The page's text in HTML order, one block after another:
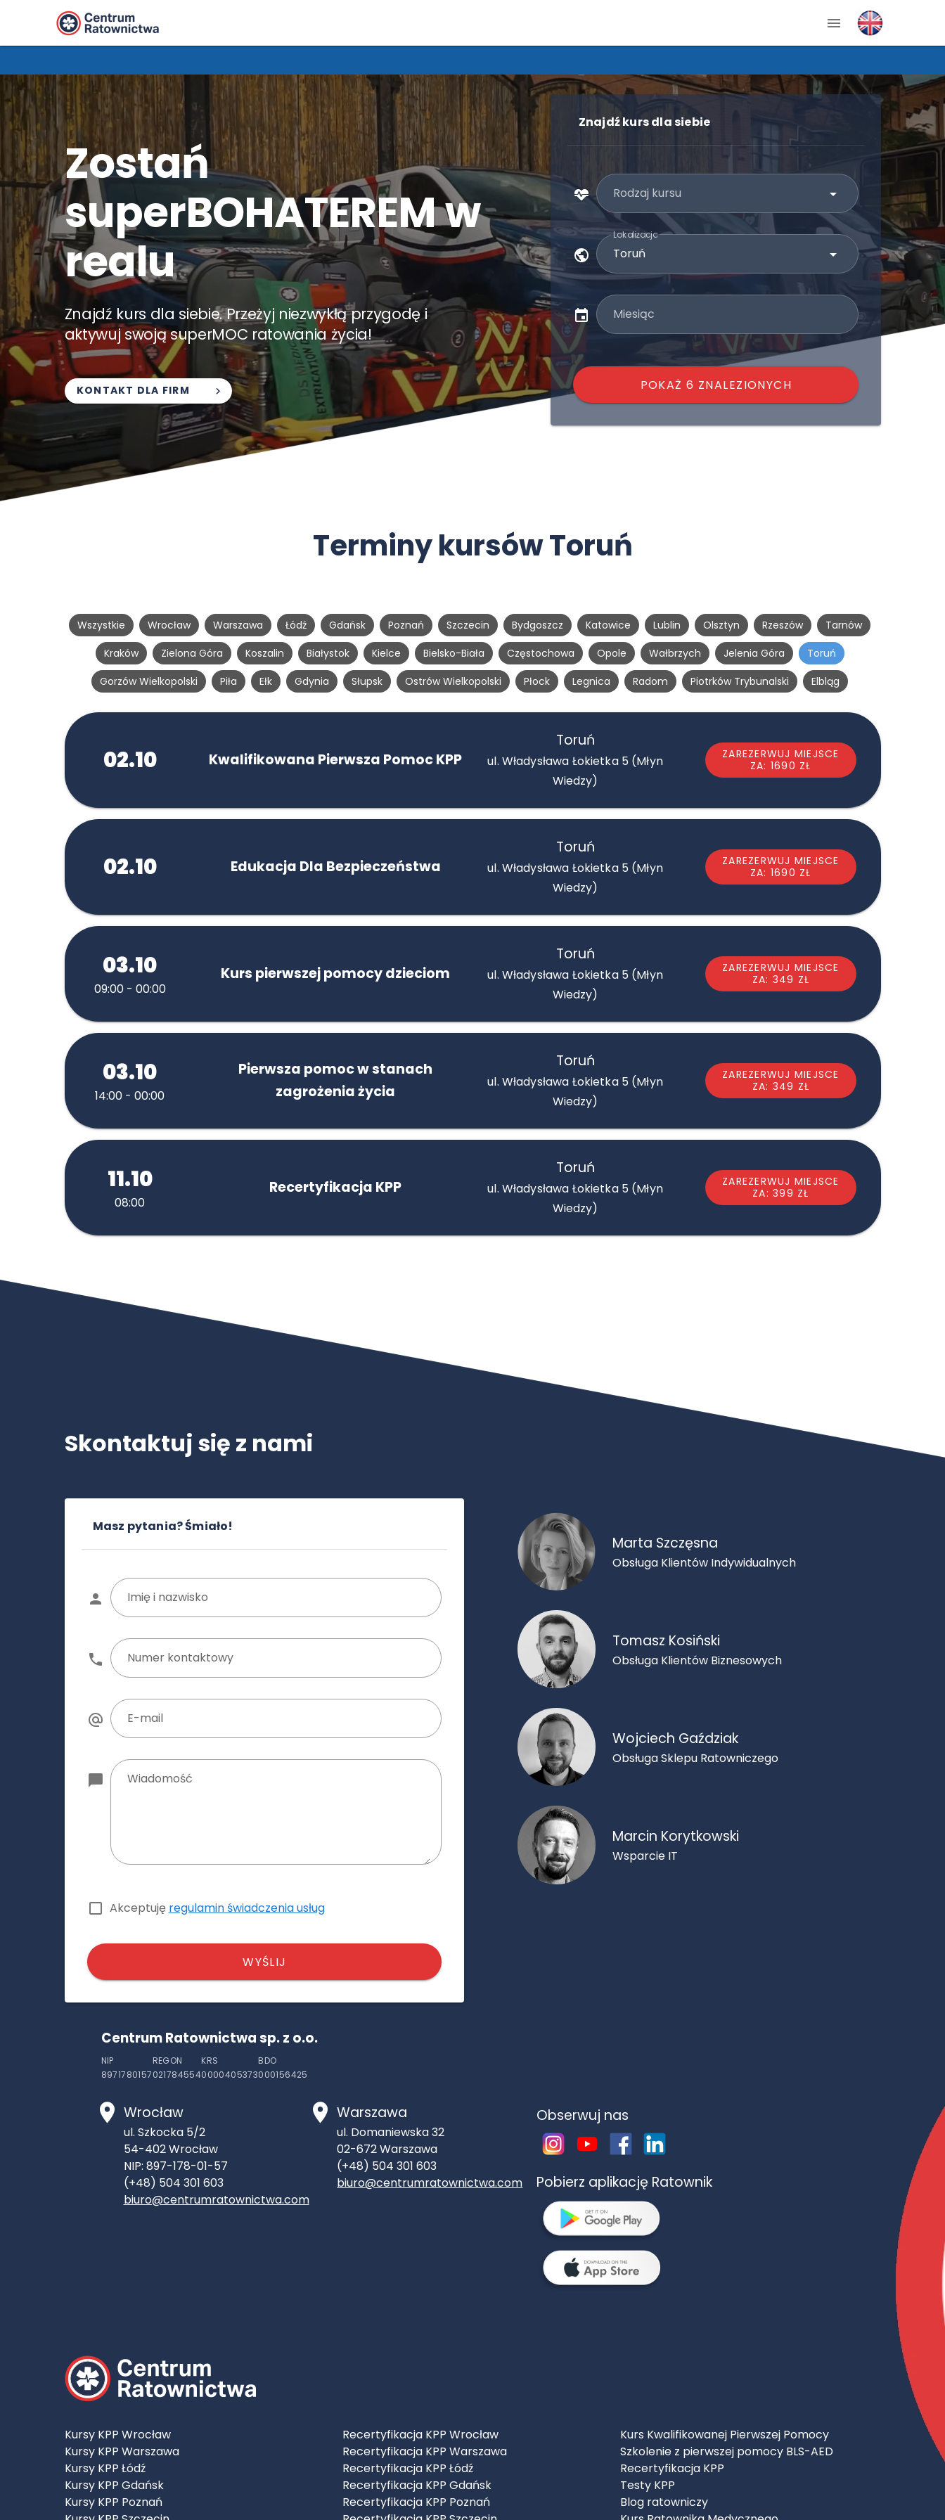
Zostań
superBOHATEREM w
realu
Znajdź kurs dla siebie. Przeżyj niezwykłą przygodę i
aktywuj swoją superMOC ratowania życia!
KONTAKT DLA FIRM
Znajdź kurs dla siebie
Rodzaj kursu
Lokalizacja
Miesiąc
POKAŻ 6 ZNALEZIONYCH
Terminy kursów Toruń
Wszystkie Wrocław Warszawa Łódź Gdańsk Poznań Szczecin Bydgoszcz Katowice Lublin Olsztyn Rzeszów
Tarnów
Kraków
Zielona Góra Koszalin Białystok Kielce Bielsko-Biała Częstochowa Opole Wałbrzych Jelenia Góra
Toruń
Gorzów Wielkopolski
Piła Ełk Gdynia Słupsk Ostrów Wielkopolski Płock Legnica Radom Piotrków Trybunalski Elbląg
02.10 Kwalifikowana Pierwsza Pomoc KPP
Toruń
ul. Władysława Łokietka 5 (Młyn
Wiedzy)
ZAREZERWUJ MIEJSCE
ZA: 1690 ZŁ
02.10 Edukacja Dla Bezpieczeństwa
Toruń
ul. Władysława Łokietka 5 (Młyn
Wiedzy)
ZAREZERWUJ MIEJSCE
ZA: 1690 ZŁ
03.10
09:00 - 00:00
Kurs pierwszej pomocy dzieciom
Toruń
ul. Władysława Łokietka 5 (Młyn
Wiedzy)
ZAREZERWUJ MIEJSCE
ZA: 349 ZŁ
03.10
14:00 - 00:00
Pierwsza pomoc w stanach
zagrożenia życia
Toruń
ul. Władysława Łokietka 5 (Młyn
Wiedzy)
ZAREZERWUJ MIEJSCE
ZA: 349 ZŁ
11.10
08:00
Recertyfikacja KPP
Toruń
ul. Władysława Łokietka 5 (Młyn
Wiedzy)
ZAREZERWUJ MIEJSCE
ZA: 399 ZŁ
Skontaktuj się z nami
Masz pytania? Śmiało!
Imię i nazwisko
Numer kontaktowy
E-mail
Wiadomość
Akceptuję regulamin świadczenia usług
WYŚLIJ
Marta Szczęsna
Obsługa Klientów Indywidualnych
Tomasz Kosiński
Obsługa Klientów Biznesowych
Wojciech Gaździak
Obsługa Sklepu Ratowniczego
Marcin Korytkowski
Wsparcie IT
Centrum Ratownictwa sp. z o.o.
NIP
8971780157
REGON
021784554
KRS
0000405373
BDO
000156425
Wrocław
ul. Szkocka 5/2
54-402Wrocław
NIP: 897-178-01-57
(+48) 504 301 603
biuro@centrumratownictwa.com
Warszawa
ul. Domaniewska 32
02-672Warszawa
(+48) 504 301 603
biuro@centrumratownictwa.com
Obserwuj nas
Pobierz aplikację Ratownik
Kursy KPP Wrocław
Kursy KPP Warszawa
Kursy KPP Łódź
Kursy KPP Gdańsk
Kursy KPP Poznań
Recertyfikacja KPP Wrocław
Recertyfikacja KPP Warszawa
Recertyfikacja KPP Łódź
Recertyfikacja KPP Gdańsk
Recertyfikacja KPP Poznań
Kurs Kwalifikowanej Pierwszej Pomocy
Szkolenie z pierwszej pomocy BLS-AED
Recertyfikacja KPP
Testy KPP
Blog ratowniczy